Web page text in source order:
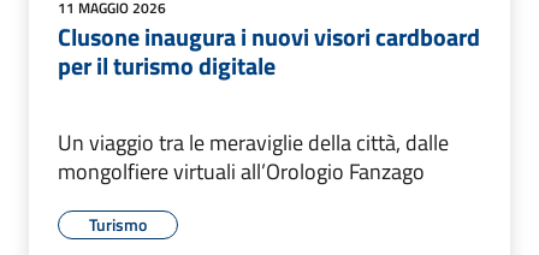
11 MAGGIO 2026
Clusone inaugura i nuovi visori cardboard
per il turismo digitale
Un viaggio tra le meraviglie della città, dalle
mongolfiere virtuali all’Orologio Fanzago
Turismo